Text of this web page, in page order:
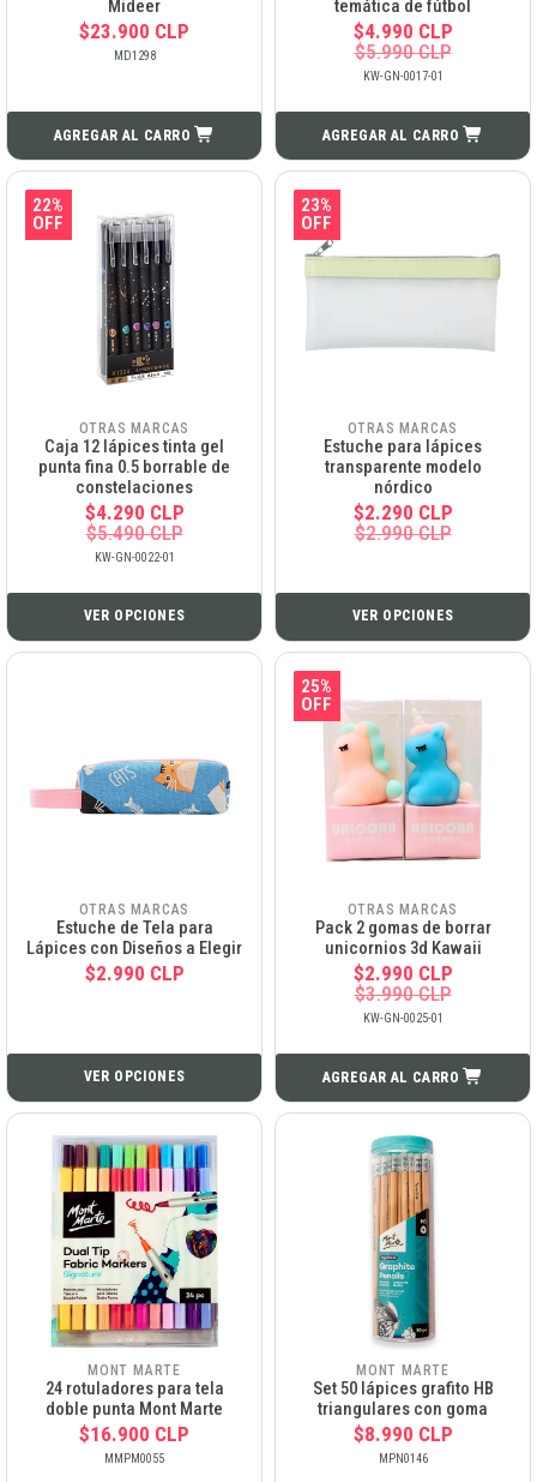
Mideer
$23.900 CLP
MD1298
AGREGAR AL CARRO
temática de fútbol
$4.990 CLP
$5.990 CLP
KW-GN-0017-01
AGREGAR AL CARRO
22%
OFF
OTRAS MARCAS
Caja 12 lápices tinta gel
punta fina 0.5 borrable de
constelaciones
$4.290 CLP
$5.490 CLP
KW-GN-0022-01
VER OPCIONES
23%
OFF
OTRAS MARCAS
Estuche para lápices
transparente modelo
nórdico
$2.290 CLP
$2.990 CLP
VER OPCIONES
OTRAS MARCAS
Estuche de Tela para
Lápices con Diseños a Elegir
$2.990 CLP
VER OPCIONES
25%
OFF
OTRAS MARCAS
Pack 2 gomas de borrar
unicornios 3d Kawaii
$2.990 CLP
$3.990 CLP
KW-GN-0025-01
AGREGAR AL CARRO
MONT MARTE
24 rotuladores para tela
doble punta Mont Marte
$16.900 CLP
MMPM0055
MONT MARTE
Set 50 lápices grafito HB
triangulares con goma
$8.990 CLP
MPN0146